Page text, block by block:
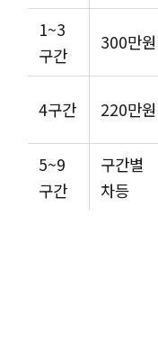
1~3
구간
300만원
4구간 220만원
5~9
구간
구간별
차등